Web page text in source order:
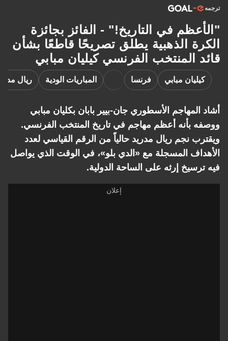
ترجمه
"الأعظم في التاريخ!" - الفائز بجائزة
الكرة الذهبية يطلق تصريحًا قاطعًا بشأن
قائد المنتخب الفرنسي كيليان مبابي
كيليان مبابي فرنسا المباريات الودية ريال
أشاد المهاجم الأسطوري جان-بيير بابان بكليان مبابي
ووصفه بأنه أعظم مهاجم في تاريخ المنتخب الفرنسي.
ويقترب نجم ريال مدريد حالياً من الرقم القياسي لعدد
الأهداف المسجلة مع «الدي بلو»، في الوقت الذي يواصل
فيه ترسيخ إرثه على الساحة الدولية.